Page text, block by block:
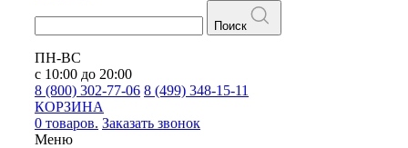
Поиск
ПН-ВС
с 10:00 до 20:00
8 (800) 302-77-06 8 (499) 348-15-11
КОРЗИНА
0 товаров. Заказать звонок
Меню